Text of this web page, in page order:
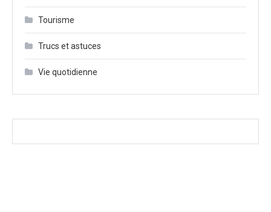
Tourisme
Trucs et astuces
Vie quotidienne